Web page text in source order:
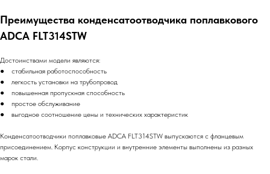
Преимущества конденсатоотводчика поплавкового
ADCA FLT314STW
Достоинствами модели являются:
● стабильная работоспособность
● легкость установки на трубопровод
● повышенная пропускная способность
● простое обслуживание
● выгодное соотношение цены и технических характеристик
Конденсатоотводчики поплавковые ADCA FLT314STW выпускаются с фланцевым
присоединением. Корпус конструкции и внутренние элементы выполнены из разных
марок стали.